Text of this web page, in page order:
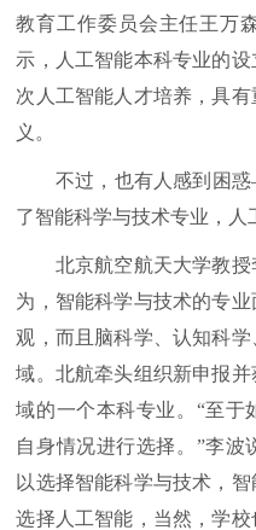
教育工作委员会主任王万
示，人工智能本科专业的
次人工智能人才培养，具
义。
不过，也有人感到困惑
了智能科学与技术专业，人
北京航空航天大学教授
为，智能科学与技术的专
观，而且脑科学、认知科
域。北航牵头组织新申报
域的一个本科专业。“至于
自身情况进行选择。”李波
以选择智能科学与技术，
选择人工智能，当然，学